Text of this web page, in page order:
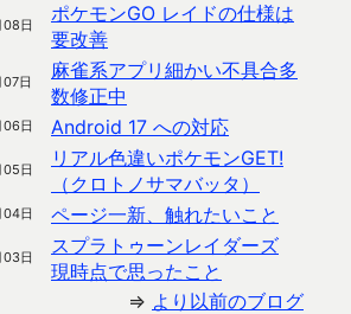
日
ポケモンGO レイドの仕様は
要改善
日
麻雀系アプリ細かい不具合多
数修正中
日 Android 17 への対応
日
リアル色違いポケモンGET!
（クロトノサマバッタ）
日 ページ一新、触れたいこと
日
スプラトゥーンレイダーズ
現時点で思ったこと
⇒ より以前のブログ